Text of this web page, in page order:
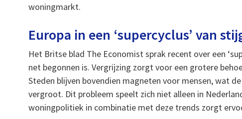
woningmarkt.
Europa in een ‘supercyclus’ van
Het Britse blad The Economist sprak recent over een
net begonnen is. Vergrijzing zorgt voor een grotere
Steden blijven bovendien magneten voor mensen, wat
vergroot. Dit probleem speelt zich niet alleen in
woningpolitiek in combinatie met deze trends zorgt